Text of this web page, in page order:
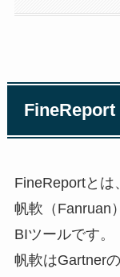
FineReport
FineReportとは
帆軟（Fanruan
BIツールです。
帆軟はGartner